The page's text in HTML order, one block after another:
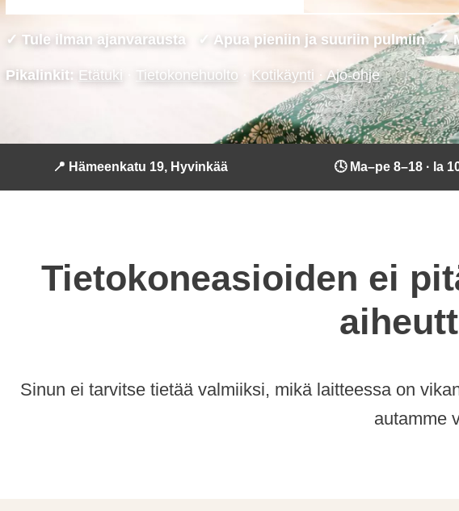
✓ Tule ilman ajanvarausta ✓ Apua pieniin ja suuriin pulmiin ✓
Pikalinkit: Etätuki Tietokonehuolto Kotikäynti Ajo-ohje
📍 Hämeenkatu 19, Hyvinkää 🕓 Ma–pe 8–18 · la
Tietokoneasioiden ei
Sinun ei tarvitse tietää valmiiksi, mikä laitteessa on
autamme